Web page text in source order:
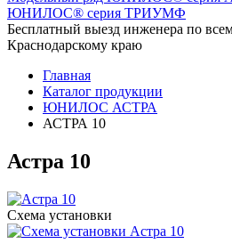
ЮНИЛОС® серия ТРИУМФ
Бесплатный выезд инженера по
Краснодарскому краю
Главная
Каталог продукции
ЮНИЛОС АСТРА
АСТРА 10
Астра 10
Схема установки